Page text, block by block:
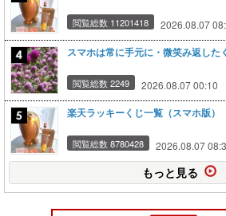
閲覧総数 11201418 2026.08.07
スマホは常に手元に・微笑み返した
閲覧総数 2249 2026.08.07 00:10
楽天ラッキーくじ一覧（スマホ版）
閲覧総数 8780428 2026.08.07
もっと見る